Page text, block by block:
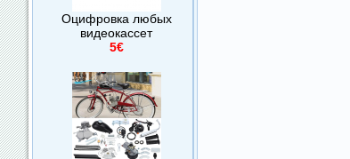
Оцифровка любых
видеокассет
5€